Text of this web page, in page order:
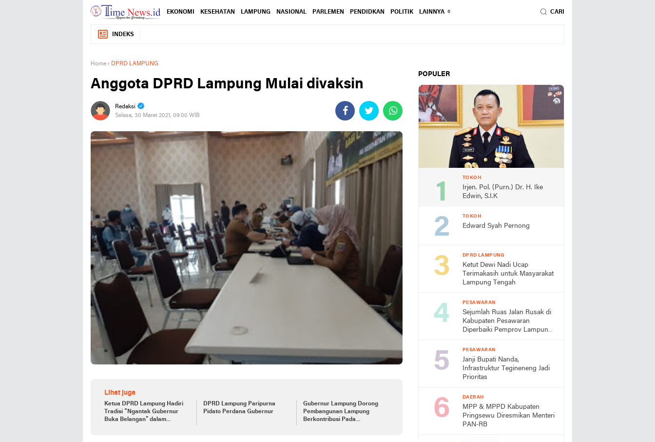
EKONOMI KESEHATAN LAMPUNG NASIONAL PARLEMEN PENDIDKAN POLITIK LAINNYA CARI
INDEKS
Home › DPRD LAMPUNG
Anggota DPRD Lampung Mulai divaksin
Redaksi
Selasa, 30 Maret 2021, 09:00 WIB
Lihat juga
Ketua DPRD Lampung Hadiri
Tradisi “Ngantak Gubernur
Buka Belangan” dalam
DPRD Lampung Paripurna
Pidato Perdana Gubernur
Gubernur Lampung Dorong
Pembangunan Lampung
Berkontribusi Pada
POPULER
TOKOH
Irjen. Pol. (Purn.) Dr. H. Ike
Edwin, S.I.K
TOKOH
Edward Syah Pernong
DPRD LAMPUNG
Ketut Dewi Nadi Ucap
Terimakasih untuk Masyarakat
Lampung Tengah
PESAWARAN
Sejumlah Ruas Jalan Rusak di
Kabupaten Pesawaran
Diperbaiki Pemprov Lampung
PESAWARAN
Janji Bupati Nanda,
Infrastruktur Tegineneng Jadi
Prioritas
DAERAH
MPP & MPPD Kabupaten
Pringsewu Diresmikan Menteri
PAN-RB